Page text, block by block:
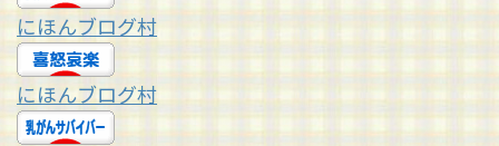
にほんブログ村
にほんブログ村